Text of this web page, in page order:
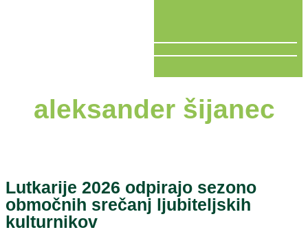
aleksander šijanec
Lutkarije 2026 odpirajo sezono
območnih srečanj ljubiteljskih
kulturnikov